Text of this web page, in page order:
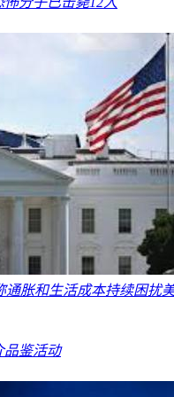
通胀和生活成本持续困扰
品鉴活动